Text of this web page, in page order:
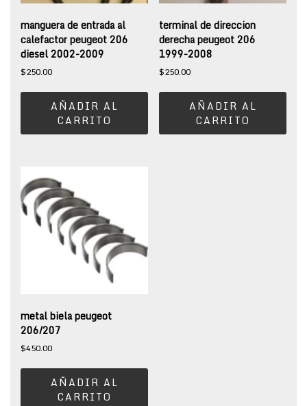
manguera de entrada al
calefactor peugeot 206
diesel 2002-2009
$250.00
AÑADIR AL
CARRITO
terminal de direccion
derecha peugeot 206
1999-2008
$250.00
AÑADIR AL
CARRITO
metal biela peugeot
206/207
$450.00
AÑADIR AL
CARRITO